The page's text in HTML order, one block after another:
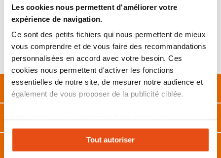
Les cookies nous permettent d'améliorer votre
expérience de navigation.
Ce sont des petits fichiers qui nous permettent de mieux
vous comprendre et de vous faire des recommandations
personnalisées en accord avec votre besoin. Ces
cookies nous permettent d'activer les fonctions
essentielles de notre site, de mesurer notre audience et
également de vous proposer de la publicité ciblée.
expérience personnalisée sur notre site. Vous pouvez
changer votre choix à n'importe quel moment. Refuser
tous les cookies peut limiter certaines fonctionnalités.
Tout autoriser
Utilisation simple :bouton On/Off, notice fournie.
Fonctionne sur 3 batteries bouton fournies.
Garantie 2 ans.
: A placer sur des portes ou fenêtres.
Avantages produits :Idéal pour être averti en cas de Home-
jacking
Description
Avis